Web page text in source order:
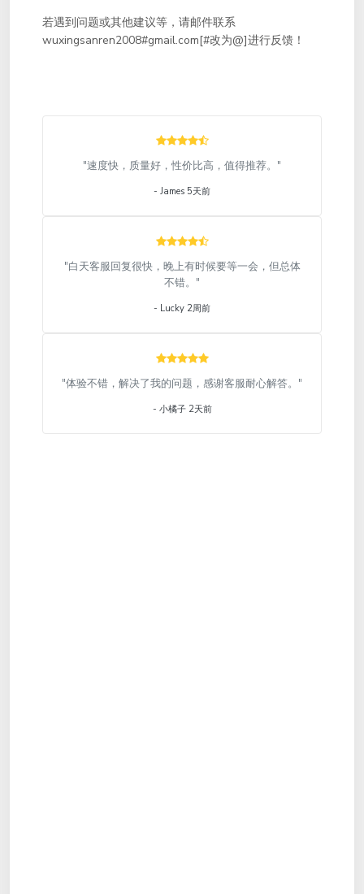
若遇到问题或其他建议等，请邮件联系
wuxingsanren2008#gmail.com[#改为@]进行反馈！
"速度快，质量好，性价比高，值得推荐。"
- James 5天前
"白天客服回复很快，晚上有时候要等一会，但总体
不错。"
- Lucky 2周前
"体验不错，解决了我的问题，感谢客服耐心解答。"
- 小橘子 2天前